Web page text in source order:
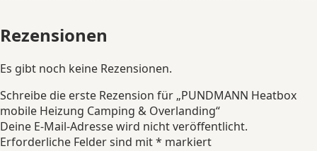
Rezensionen
Es gibt noch keine Rezensionen.
Schreibe die erste Rezension für „PUNDMANN Heatbox
mobile Heizung Camping & Overlanding“
Deine E-Mail-Adresse wird nicht veröffentlicht.
Erforderliche Felder sind mit* markiert